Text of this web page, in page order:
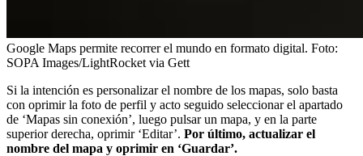
Google Maps permite recorrer el mundo en formato digital. Foto:
SOPA Images/LightRocket via Gett
Si la intención es personalizar el nombre de los mapas, solo basta
con oprimir la foto de perfil y acto seguido seleccionar el apartado
de ‘Mapas sin conexión’, luego pulsar un mapa, y en la parte
superior derecha, oprimir ‘Editar’. Por último, actualizar el
nombre del mapa y oprimir en ‘Guardar’.